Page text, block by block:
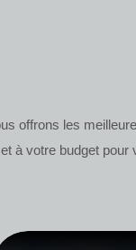
offrons les
à votre budget pour